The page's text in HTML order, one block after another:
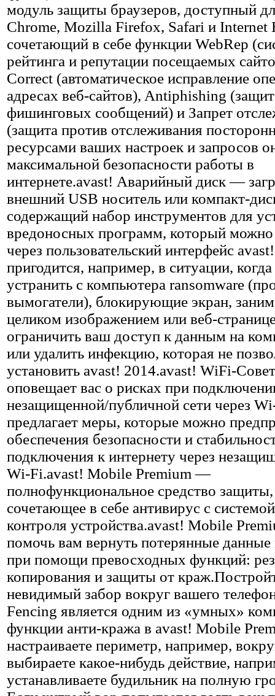
модуль защиты браузеров, доступный
Chrome, Mozilla Firefox, Safari и Internet
сочетающий в себе функции WebRep
рейтинга и репутации посещаемых
Correct (автоматическое исправление
адресах веб-сайтов), Antiphishing
фишинговых сообщений) и Запрет
(защита против отслеживания
ресурсами ваших настроек и запросов
максимальной безопасности работы в
интернете.avast! Аварийный диск —
внешний USB носитель или компакт-
содержащий набор инструментов для
вредоносных программ, который можно
через пользовательский интерфейс
пригодится, например, в ситуации,
устранить с компьютера ransomware
вымогатели), блокирующие экран,
целиком изображением или веб-
ограничить ваш доступ к данным на
или удалить инфекцию, которая не
установить avast! 2014.avast! WiFi-
оповещает вас о рисках при
незащищенной/публичной сети через
предлагает меры, которые можно
обеспечения безопасности и
подключения к интернету через
Wi-Fi.avast! Mobile Premium —
полнофункциональное средство защиты,
сочетающее в себе антивирус с
контроля устройства.avast! Mobile
помочь вам вернуть потерянные данные
при помощи превосходных функций:
копирования и защиты от
невидимый забор вокруг вашего
Fencing является одним из «умных»
функции анти-кража в avast! Mobile
настраиваете периметр, например,
выбираете какое-нибудь действие,
устанавливаете будильник на полную